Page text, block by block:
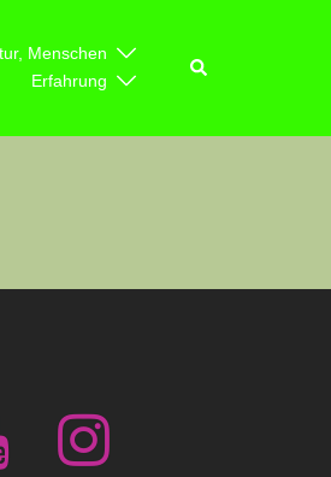
Menschen
Erfahrung
Suche
youtube instagram